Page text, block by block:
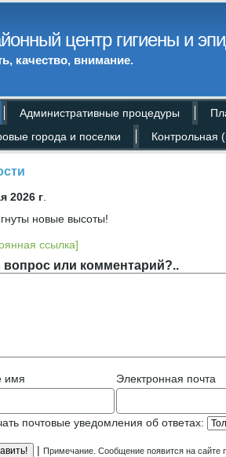
центр гигиены и
качество, внимание.
Административные процедуры
города и поселки Контрольная
2026 г
новые высоты!
ссылка]
вопрос или комментарий?..
имя Электронная почта
почтовые уведомления об ответах:
|Примечание. Сообщение появится на сайте